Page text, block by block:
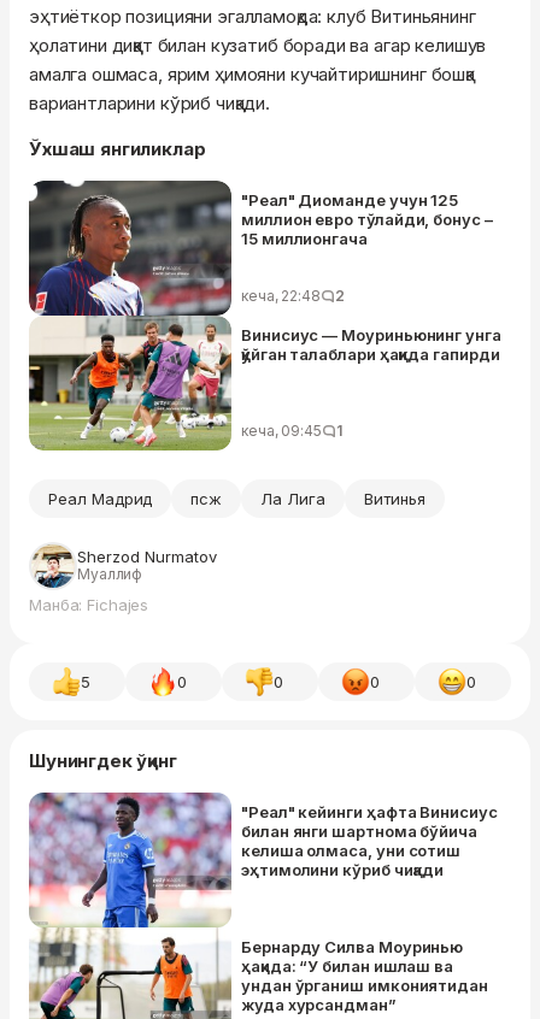
эҳтиёткор позицияни эгалламоқда: клуб Витиньянинг
ҳолатини диққат билан кузатиб боради ва агар келишув
амалга ошмаса, ярим ҳимояни кучайтиришнинг бошқа
вариантларини кўриб чиқади.
Ўхшаш янгиликлар
"Реал" Диоманде учун 125
миллион евро тўлайди, бонус –
15 миллионгача
кеча, 22:48 2
Винисиус — Моуриньюнинг унга
қўйган талаблари ҳақида гапирди
кеча, 09:45 1
Реал Мадрид псж Ла Лига Витинья
Sherzod Nurmatov
Муаллиф
Манба: Fichajes
5 0 0 0 0
Шунингдек ўқинг
"Реал" кейинги ҳафта Винисиус
билан янги шартнома бўйича
келиша олмаса, уни сотиш
эҳтимолини кўриб чиқади
Бернарду Силва Моуринью
ҳақида: “У билан ишлаш ва
ундан ўрганиш имкониятидан
жуда хурсандман”